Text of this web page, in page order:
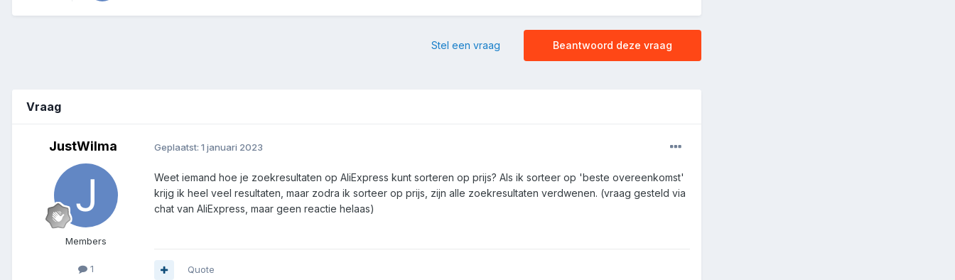
Beantwoord deze vraag
Stel een vraag
Vraag
JustWilma
Members
1
Geplaatst: 1 januari 2023
Weet iemand hoe je zoekresultaten op AliExpress kunt sorteren op prijs? Als ik sorteer op 'beste overeenkomst'
krijg ik heel veel resultaten, maar zodra ik sorteer op prijs, zijn alle zoekresultaten verdwenen. (vraag gesteld via
chat van AliExpress, maar geen reactie helaas)
Quote